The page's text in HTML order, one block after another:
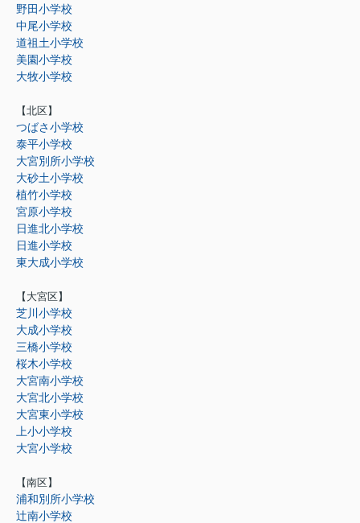
野田小学校
中尾小学校
道祖土小学校
美園小学校
大牧小学校
【北区】
つばさ小学校
泰平小学校
大宮別所小学校
大砂土小学校
植竹小学校
宮原小学校
日進北小学校
日進小学校
東大成小学校
【大宮区】
芝川小学校
大成小学校
三橋小学校
桜木小学校
大宮南小学校
大宮北小学校
大宮東小学校
上小小学校
大宮小学校
【南区】
浦和別所小学校
辻南小学校